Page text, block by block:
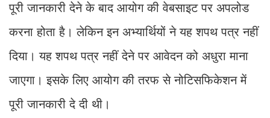
पूरी जानकारी देने के बाद आयोग की वेबसाइट पर अपलोड
करना होता है। लेकिन इन अभ्यार्थियों ने यह शपथ पत्र नहीं
दिया। यह शपथ पत्र नहीं देने पर आवेदन को अधुरा माना
जाएगा। इसके लिए आयोग की तरफ से नोटिसफिकेशन में
पूरी जानकारी दे दी थी।